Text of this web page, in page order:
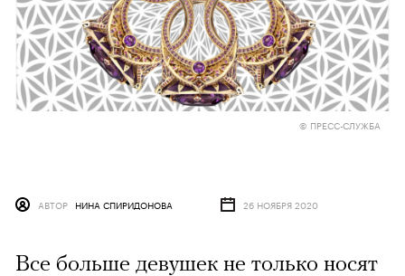
© ПРЕСС-СЛУЖБА
АВТОР НИНА СПИРИДОНОВА 26 НОЯБРЯ 2020
Все больше девушек не только носят